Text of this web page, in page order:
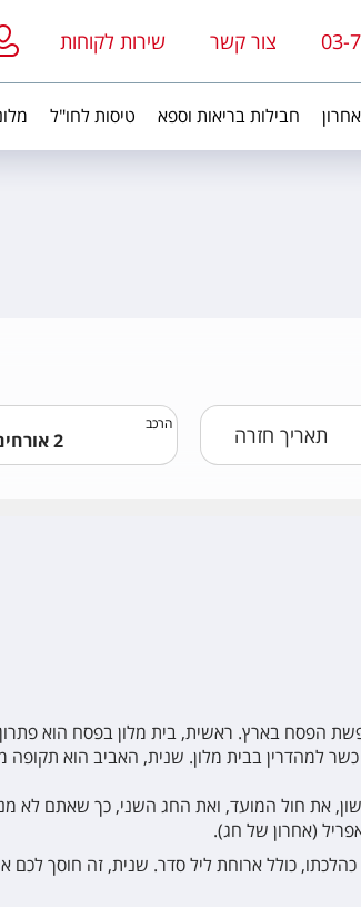
03- צור קשר שירות לקוחות
חבילות בריאות וספא טיסות לחו"ל
הרכב
הפסח בארץ. ראשית, בית מלון בפסח הוא
בבית מלון. שנית, האביב הוא תקופה
את חול המועד, ואת החג השני, כך שאתם לא
כולל ארוחת ליל סדר. שנית, זה חוסך לכם